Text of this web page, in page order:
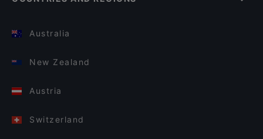
Australia
New Zealand
Austria
Switzerland